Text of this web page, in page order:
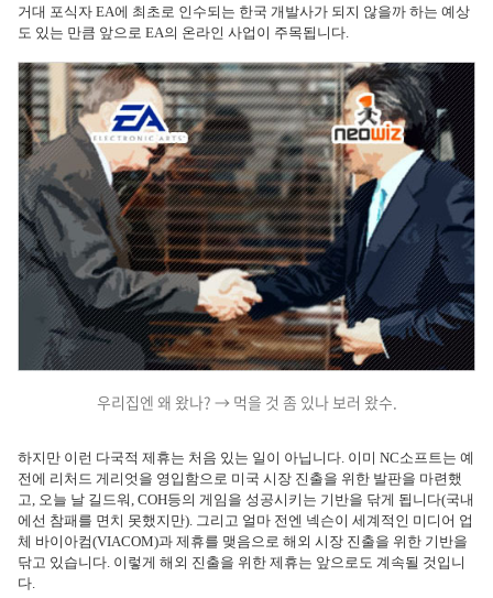
거대 포식자 EA에 최초로 인수되는 한국 개발사가 되지 않을까 하는 예상
도 있는 만큼 앞으로 EA의 온라인 사업이 주목됩니다.
우리집엔 왜 왔나? → 먹을 것 좀 있나 보러 왔수.
하지만 이런 다국적 제휴는 처음 있는 일이 아닙니다. 이미 NC소프트는 예
전에 리처드 게리엇을 영입함으로 미국 시장 진출을 위한 발판을 마련했
고, 오늘 날 길드워, COH등의 게임을 성공시키는 기반을 닦게 됩니다(국내
에선 참패를 면치 못했지만). 그리고 얼마 전엔 넥슨이 세계적인 미디어 업
체 바이아컴(VIACOM)과 제휴를 맺음으로 해외 시장 진출을 위한 기반을
닦고 있습니다. 이렇게 해외 진출을 위한 제휴는 앞으로도 계속될 것입니
다.